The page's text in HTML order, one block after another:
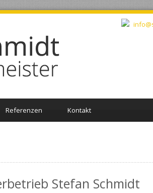
Referenzen Kontakt
Stefan Schmidt